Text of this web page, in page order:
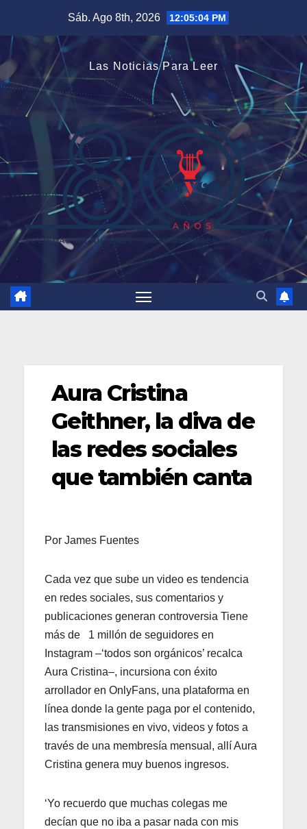
contenido
Sáb. Ago 8th, 2026 12:05:05 PM
Las Noticias Para Leer
Aura Cristina
Geithner, la diva de
las redes sociales
que también canta
Por James Fuentes
Cada vez que sube un video es tendencia
en redes sociales, sus comentarios y
publicaciones generan controversia Tiene
más de 1 millón de seguidores en
Instagram –‘todos son orgánicos’ recalca
Aura Cristina–, incursiona con éxito
arrollador en OnlyFans, una plataforma en
línea donde la gente paga por el contenido,
las transmisiones en vivo, videos y fotos a
través de una membresía mensual, allí Aura
Cristina genera muy buenos ingresos.
‘Yo recuerdo que muchas colegas me
decían que no iba a pasar nada con mis